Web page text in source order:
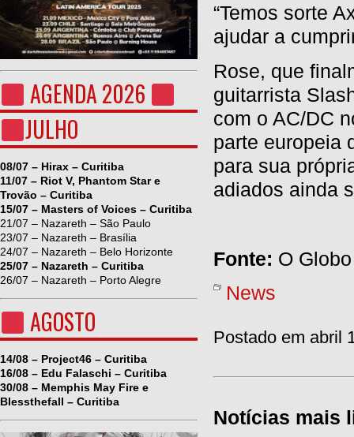
AGENDA 2026
JULHO
08/07 – Hirax – Curitiba
11/07 – Riot V, Phantom Star e
Trovão – Curitiba
15/07 – Masters of Voices – Curitiba
21/07 – Nazareth – São Paulo
23/07 – Nazareth – Brasília
24/07 – Nazareth – Belo Horizonte
25/07 – Nazareth – Curitiba
26/07 – Nazareth – Porto Alegre
AGOSTO
14/08 – Project46 – Curitiba
16/08 – Edu Falaschi – Curitiba
30/08 – Memphis May Fire e
Blessthefall – Curitiba
“Temos sorte
ajudar a
Rose, que
guitarrista
com o AC/DC
parte europeia
para sua
adiados ainda
Fonte: O Globo
News
Postado em abril
Notícias mais